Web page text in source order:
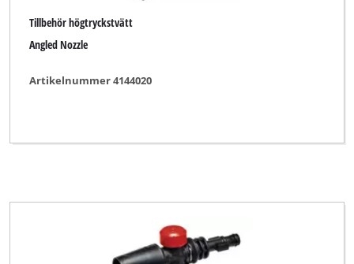
Tillbehör högtryckstvätt
Angled Nozzle
Artikelnummer 4144020